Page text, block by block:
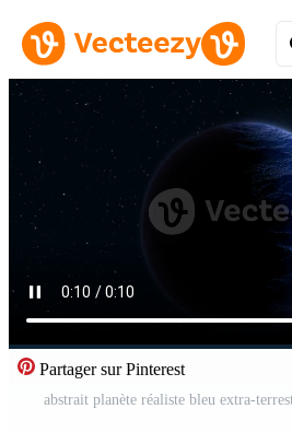
Partager sur Pinterest